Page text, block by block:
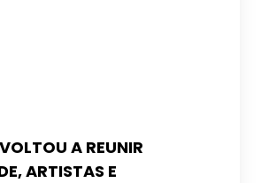
A REUNIR
ARTISTAS E